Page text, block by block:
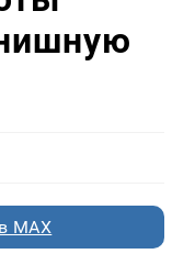
MAX